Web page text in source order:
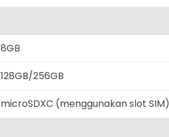
8GB
128GB/256GB
microSDXC (menggunakan slot SIM)